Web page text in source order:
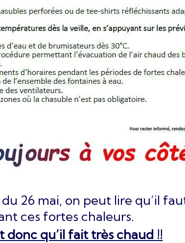
du 26 mai, on peut lire qu’il
ces fortes chaleurs.
qu’il fait très chaud !!